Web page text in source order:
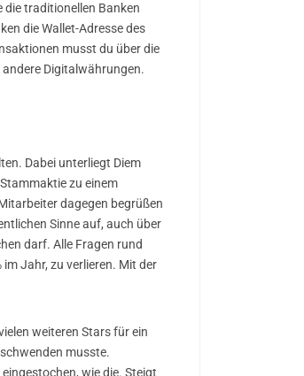
die traditionellen Banken
die Wallet-Adresse des
musst du über die
Digitalwährungen.
Dabei unterliegt Diem
zu einem
dagegen begrüßen
Sinne auf, auch über
darf. Alle Fragen rund
Jahr, zu verlieren. Mit der
weiteren Stars für ein
musste.
wie die. Steigt